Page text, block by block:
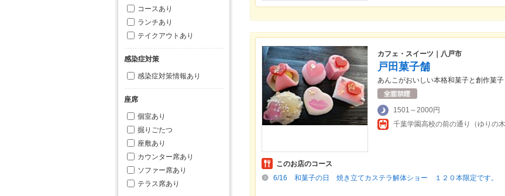
コースあり
ランチあり
テイクアウトあり
感染症対策
感染症対策情報あり
座席
個室あり
掘りごたつ
座敷あり
カウンター席あり
ソファー席あり
テラス席あり
カフェ・スイーツ｜八戸市
戸田菓子舗
あんこがおいしい本格和菓子と創作菓子
1501～2000円
このお店のコース
6/16 和菓子の日 焼き立てカステラ解体ショー １２０本限定です。